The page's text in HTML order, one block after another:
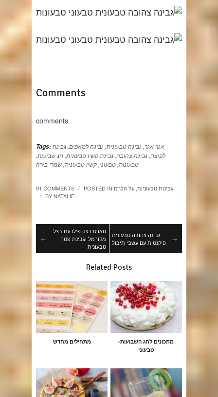
Comments
comments
Tags: אגר אגר, גבינה טבעונית, גבינה למאפים, גבינה
לפיצה, גבינה צהובה, גבינת קשיו טבעונית, חג שבועות,
טבעונות, טבעוני, קשיו טבעונית, שמרי בירה
91 COMMENTS / POSTED IN גבינות טבעוניות על הלחם
/ BYNATALIE
←
טארט בצק פילו עם בצל
מקורמל וגבינת פטה
טבעונית
גבינה צהובה טבעונית
פיקנטית עם עשבי תיבול
→
Related Posts
מתחילים מחדש
מתכונים לחג השבועות-
טבעוני